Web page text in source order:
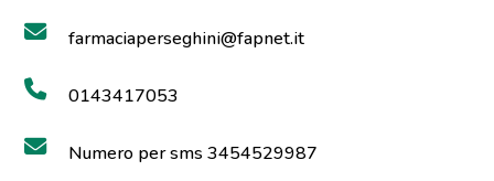
farmaciaperseghini@fapnet.it
0143417053
Numero per sms 3454529987